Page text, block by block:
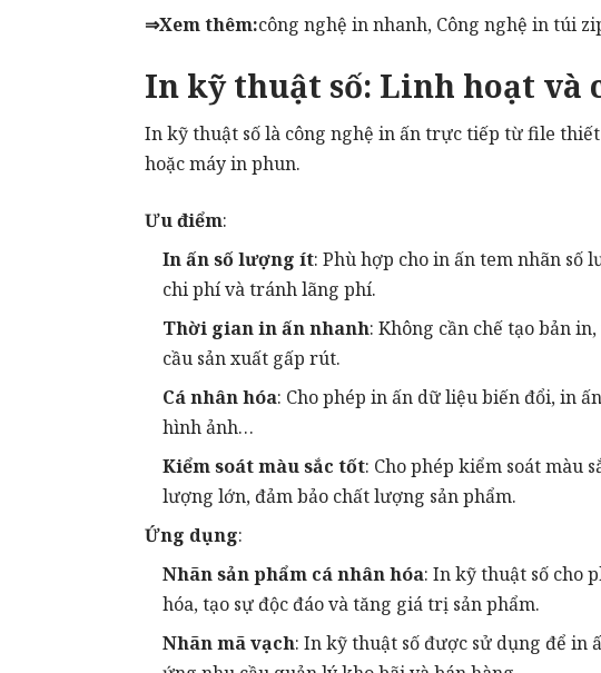
⇒Xem thêm:công nghệ in nhanh, Công nghệ in túi
In kỹ thuật số: Linh hoạt và
In kỹ thuật sốlà công nghệ in ấn trực tiếp từ file
hoặc máy in phun.
Ưu điểm:
In ấn số lượng ít: Phù hợp cho in ấn tem nhãn số
chi phí và tránh lãng phí.
Thời gian in ấn nhanh: Không cần chế tạo bản
cầu sản xuất gấp rút.
Cá nhân hóa: Cho phép in ấn dữ liệu biến đổi, in
hình ảnh…
Kiểm soát màu sắc tốt: Cho phép kiểm soát màu
lượng lớn, đảm bảo chất lượng sản phẩm.
Ứng dụng:
Nhãn sản phẩm cá nhân hóa: In kỹ thuật số cho
hóa, tạo sự độc đáo và tăng giá trị sản phẩm.
Nhãn mã vạch: In kỹ thuật số được sử dụng để in